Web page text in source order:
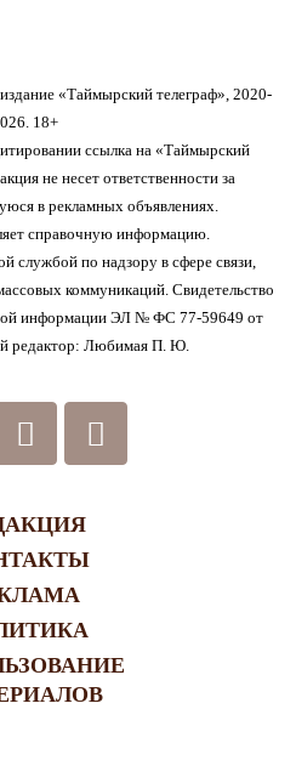
«Таймырский телеграф», 2020-
18+
ссылка на «Таймырский
не несет ответственности за
в рекламных объявлениях.
справочную информацию.
службой по надзору в сфере связи,
коммуникаций. Свидетельство
информации ЭЛ № ФС 77-59649 от
редактор: Любимая П. Ю.